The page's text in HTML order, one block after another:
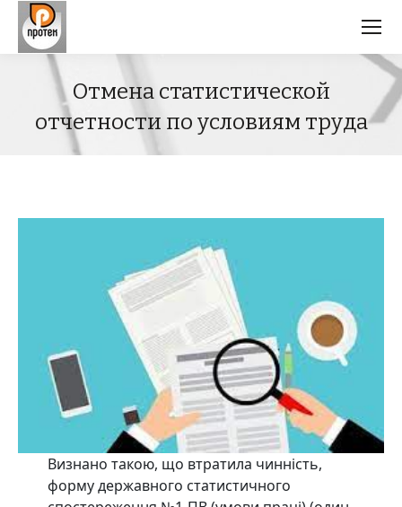
Отмена статистической
отчетности по условиям труда
Визнано такою, що втратила чинність,
форму державного статистичного